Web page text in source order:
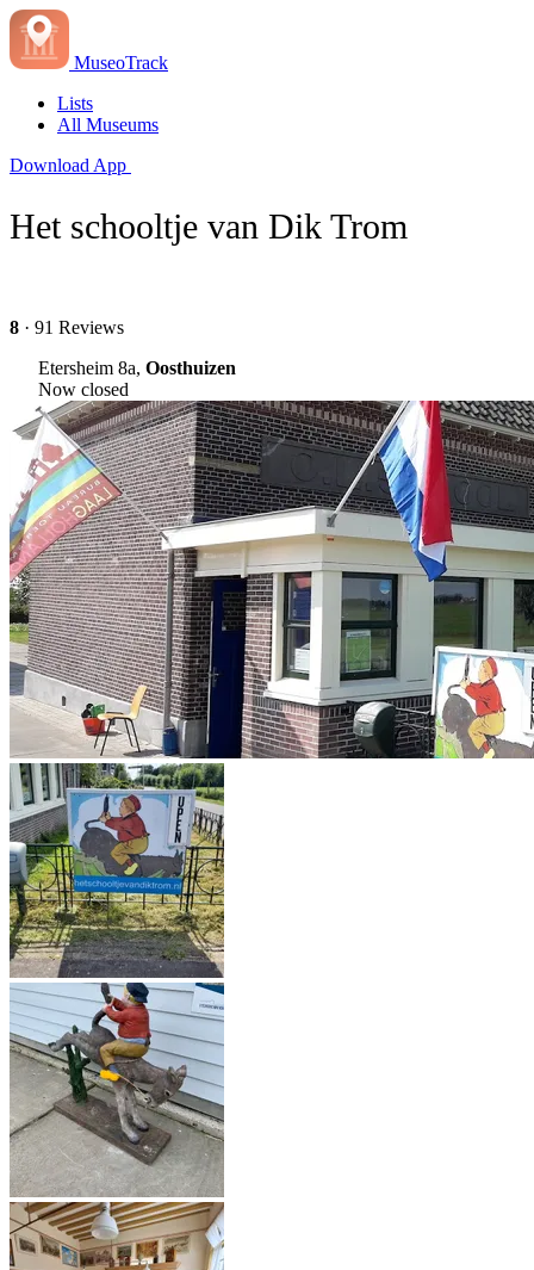
MuseoTrack
Lists
All Museums
Download App
Het schooltje van Dik Trom
8 · 91 Reviews
Etersheim 8a, Oosthuizen
Now closed